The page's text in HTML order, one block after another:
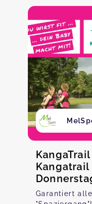
Kangatrail
Garantiert